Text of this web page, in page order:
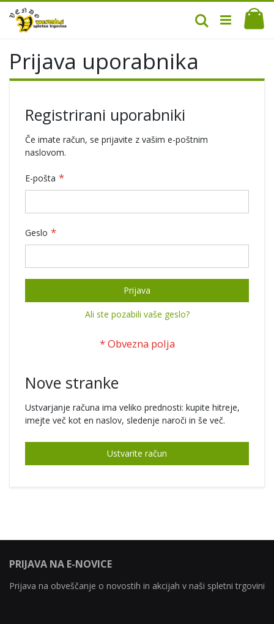
Iskanje
Prijava uporabnika
Registrirani uporabniki
Če imate račun, se prijavite z vašim e-poštnim
naslovom.
E-pošta
Geslo
Prijava
Ali ste pozabili vaše geslo?
Nove stranke
Ustvarjanje računa ima veliko prednosti: kupite hitreje,
imejte več kot en naslov, sledenje naroči in še več.
Ustvarite račun
PRIJAVA NA E-NOVICE
Prijava na obveščanje o novostih in akcijah v naši spletni trgovini